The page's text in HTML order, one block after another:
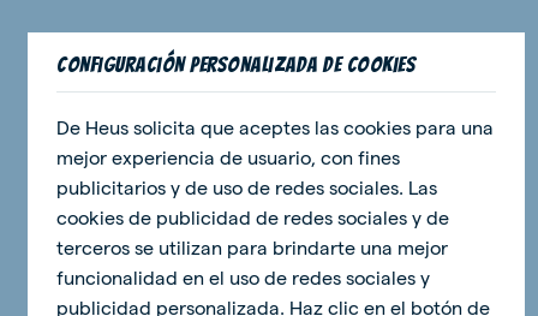
Descubre nuestros eventos y noticias
más recientes
noticias
Configuración personalizada de cookies
De Heus solicita que aceptes las cookies para una
mejor experiencia de usuario, con fines
publicitarios y de uso de redes sociales. Las
cookies de publicidad de redes sociales y de
terceros se utilizan para brindarte una mejor
funcionalidad en el uso de redes sociales y
publicidad personalizada. Haz clic en el botón de